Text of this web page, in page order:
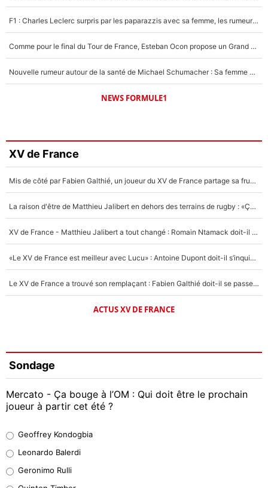
F1 : Charles Leclerc surpris par les paparazzis avec sa femme, les rumeurs étaient vraies !
Comme pour le final du Tour de France, Esteban Ocon propose un Grand Prix de Formule 1 à Paris : «Autour de l’Arc de Triomphe, ce serait génial» !
Nouvelle rumeur autour de la santé de Michael Schumacher : Sa femme Corinna sort du silence
NEWS FORMULE1
XV de France
Mis de côté par Fabien Galthié, un joueur du XV de France partage sa frustration : «ils ne me l’ont pas dit tout de suite»
La raison d'être de Matthieu Jalibert en dehors des terrains de rugby : «Ça m'atteint autant que si tu touches à un membre de ma famille»
XV de France - Matthieu Jalibert a tout changé : Romain Ntamack doit-il s’inquiéter pour sa place à un an de la Coupe du monde ?
«Le XV de France est meilleur avec Lucu» : Antoine Dupont doit-il s’inquiéter pour sa place ?
Le XV de France a trouvé son remplaçant : Fabien Galthié doit-il se passer d'Antoine Dupont ?
ACTUS XV DE FRANCE
Sondage
Mercato - Ça bouge à l’OM : Qui doit être le prochain
joueur à partir cet été ?
38%
32%
Geoffrey Kondogbia
Leonardo Balerdi
Geronimo Rulli